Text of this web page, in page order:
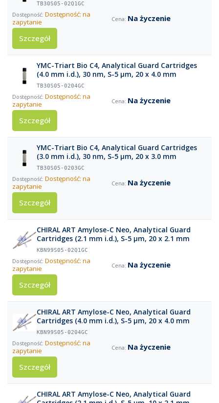
TB30S05-02Q1GC
Dostępność: na
zapytanie
Na życzenie
Szczegół
YMC-Triart Bio C4, Analytical Guard Cartridges
(4.0 mm i.d.), 30 nm, S-5 µm, 20 x 4.0 mm
TB30S05-0204GC
Dostępność: na
zapytanie
Na życzenie
Szczegół
YMC-Triart Bio C4, Analytical Guard Cartridges
(3.0 mm i.d.), 30 nm, S-5 µm, 20 x 3.0 mm
TB30S05-0203GC
Dostępność: na
zapytanie
Na życzenie
Szczegół
CHIRAL ART Amylose-C Neo, Analytical Guard
Cartridges (2.1 mm i.d.), S-5 µm, 20 x 2.1 mm
KBN99S05-02Q1GC
Dostępność: na
zapytanie
Na życzenie
Szczegół
CHIRAL ART Amylose-C Neo, Analytical Guard
Cartridges (4.0 mm i.d.), S-5 µm, 20 x 4.0 mm
KBN99S05-0204GC
Dostępność: na
zapytanie
Na życzenie
Szczegół
CHIRAL ART Amylose-C Neo, Analytical Guard